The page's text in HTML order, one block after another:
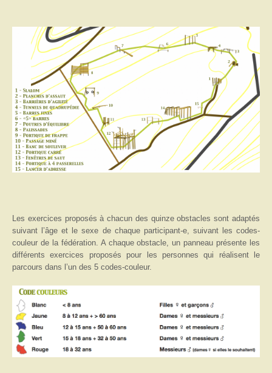
Les exercices proposés à chacun des quinze obstacles sont adaptés
suivant l’âge et le sexe de chaque participant-e, suivant les codes-
couleur de la fédération. A chaque obstacle, un panneau présente les
différents exercices proposés pour les personnes qui réalisent le
parcours dans l’un des 5 codes-couleur.